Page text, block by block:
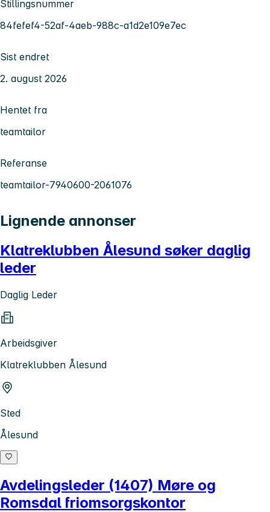
Stillingsnummer
84fefef4-52af-4aeb-988c-a1d2e109e7ec
Sist endret
2. august 2026
Hentet fra
teamtailor
Referanse
teamtailor-7940600-2061076
Lignende annonser
Klatreklubben Ålesund søker daglig
leder
Daglig Leder
Arbeidsgiver
Klatreklubben Ålesund
Sted
Ålesund
Avdelingsleder (1407) Møre og
Romsdal friomsorgskontor